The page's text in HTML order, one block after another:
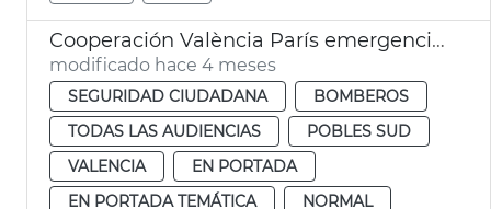
Cooperación València París emergencias dana
modificado hace 4 meses
SEGURIDAD CIUDADANA
BOMBEROS
TODAS LAS AUDIENCIAS
POBLES SUD
VALENCIA
EN PORTADA
EN PORTADA TEMÁTICA
NORMAL